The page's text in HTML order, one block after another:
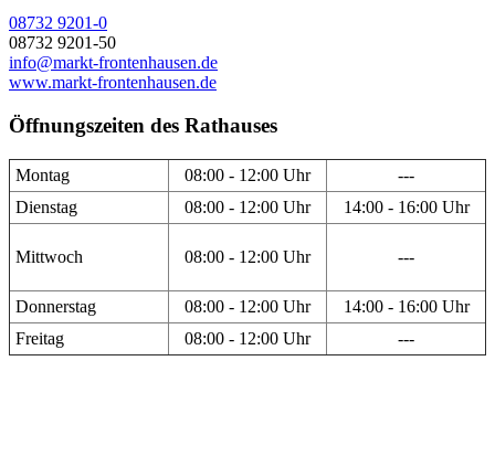
08732 9201-0
08732 9201-50
info@markt-frontenhausen.de
www.markt-frontenhausen.de
Öffnungszeiten des Rathauses
Montag 08:00 - 12:00 Uhr
---
Dienstag
08:00 - 12:00 Uhr 14:00 - 16:00 Uhr
Mittwoch 08:00 - 12:00 Uhr ---
Donnerstag 08:00 - 12:00 Uhr
14:00 - 16:00 Uhr
Freitag
08:00 - 12:00 Uhr ---